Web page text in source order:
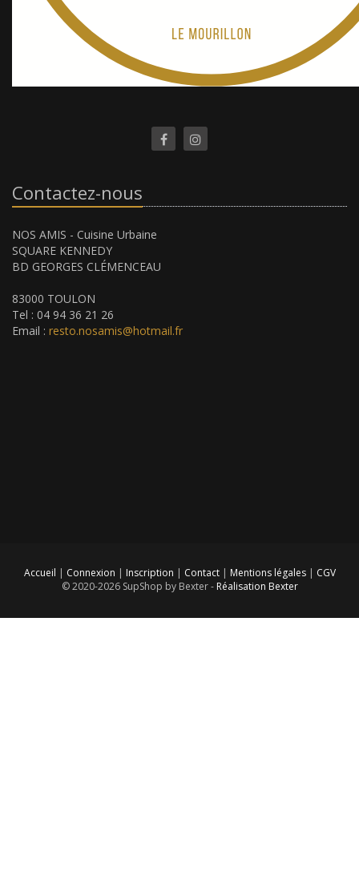
Contactez-nous
NOS AMIS - Cuisine Urbaine
SQUARE KENNEDY
BD GEORGES CLÉMENCEAU
83000 TOULON
Tel : 04 94 36 21 26
Email : resto.nosamis@hotmail.fr
Accueil | Connexion | Inscription | Contact | Mentions légales | CGV
© 2020-2026 SupShop by Bexter - Réalisation Bexter